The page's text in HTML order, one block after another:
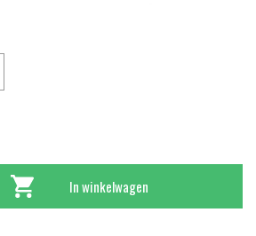
In winkelwagen